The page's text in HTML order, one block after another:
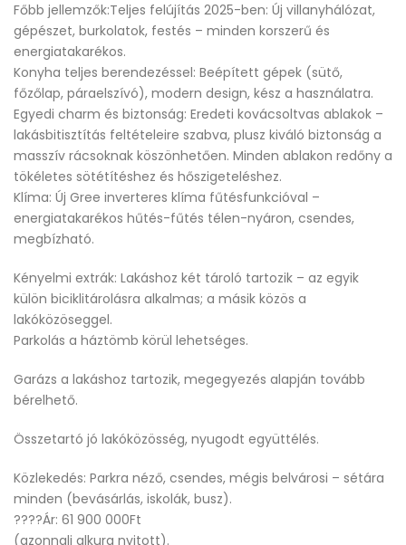
Főbb jellemzők:Teljes felújítás 2025-ben: Új villanyhálózat,
gépészet, burkolatok, festés – minden korszerű és
energiatakarékos.
Konyha teljes berendezéssel: Beépített gépek (sütő,
főzőlap, páraelszívó), modern design, kész a használatra.
Egyedi charm és biztonság: Eredeti kovácsoltvas ablakok –
lakásbitisztítás feltételeire szabva, plusz kiváló biztonság a
masszív rácsoknak köszönhetően. Minden ablakon redőny a
tökéletes sötétítéshez és hőszigeteléshez.
Klíma: Új Gree inverteres klíma fűtésfunkcióval –
energiatakarékos hűtés-fűtés télen-nyáron, csendes,
megbízható.
Kényelmi extrák: Lakáshoz két tároló tartozik – az egyik
külön biciklitárolásra alkalmas; a másik közös a
lakóközöseggel.
Parkolás a háztömb körül lehetséges.
Garázs a lakáshoz tartozik, megegyezés alapján tovább
bérelhető.
Összetartó jó lakóközösség, nyugodt együttélés.
Közlekedés: Parkra néző, csendes, mégis belvárosi – sétára
minden (bevásárlás, iskolák, busz).
????Ár: 61 900 000Ft
(azonnali alkura nyitott).